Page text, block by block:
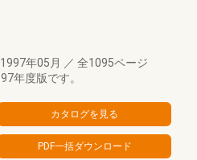
1997年05月 ／ 全1095ページ
年度版です。